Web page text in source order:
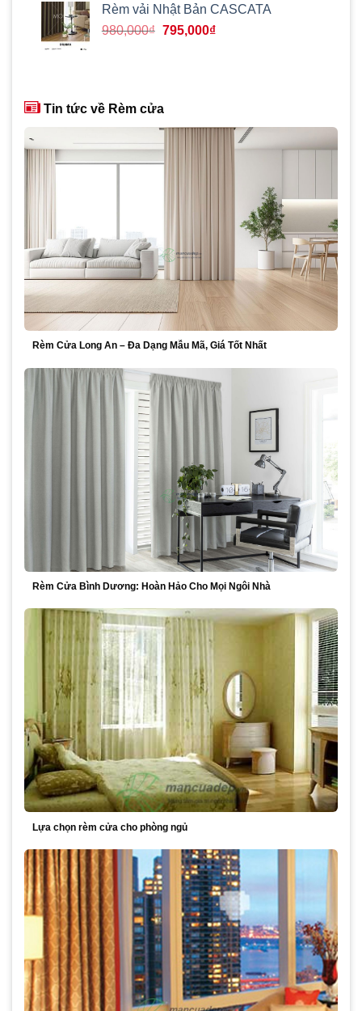
560,000₫.là:
420,000₫.
Rèm vải Nhật Bản CASCATA
980,000₫ Giá
795,000₫Giá
Tin tức về Rèm cửa
Rèm Cửa Long An – Đa Dạng Mẫu Mã, Giá Tốt Nhất
Rèm Cửa Bình Dương: Hoàn Hảo Cho Mọi Ngôi Nhà
Lựa chọn rèm cửa cho phòng ngủ